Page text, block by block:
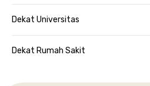
Dekat Universitas
Dekat Rumah Sakit